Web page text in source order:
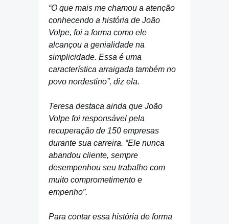
“O que mais me chamou a atenção
conhecendo a história de João
Volpe, foi a forma como ele
alcançou a genialidade na
simplicidade. Essa é uma
característica arraigada também no
povo nordestino”, diz ela.
Teresa destaca ainda que João
Volpe foi responsável pela
recuperação de 150 empresas
durante sua carreira. “Ele nunca
abandou cliente, sempre
desempenhou seu trabalho com
muito comprometimento e
empenho”.
Para contar essa história de forma